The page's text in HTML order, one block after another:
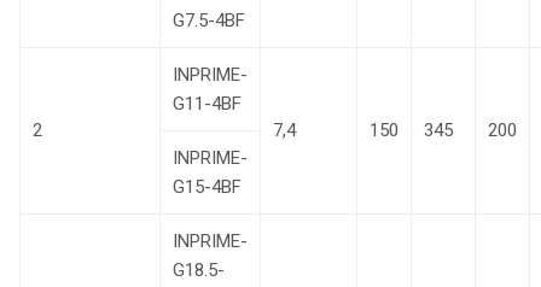
G7.5-4BF
2
INPRIME-
G11-4BF
7,4
150 345
200
INPRIME-
G15-4BF
INPRIME-
G18.5-